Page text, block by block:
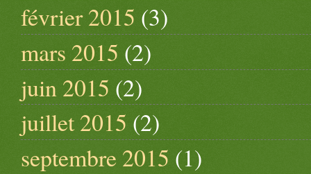
février 2015 (3)
mars 2015 (2)
juin 2015 (2)
juillet 2015 (2)
septembre 2015 (1)